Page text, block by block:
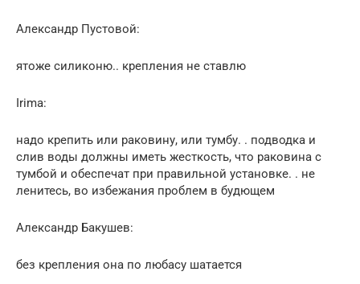
Александр Пустовой:
ятоже силиконю.. крепления не ставлю
Irima:
надо крепить или раковину, или тумбу. . подводка и
слив воды должны иметь жесткость, что раковина с
тумбой и обеспечат при правильной установке. . не
ленитесь, во избежания проблем в будющем
Александр Бакушев:
без крепления она по любасу шатается